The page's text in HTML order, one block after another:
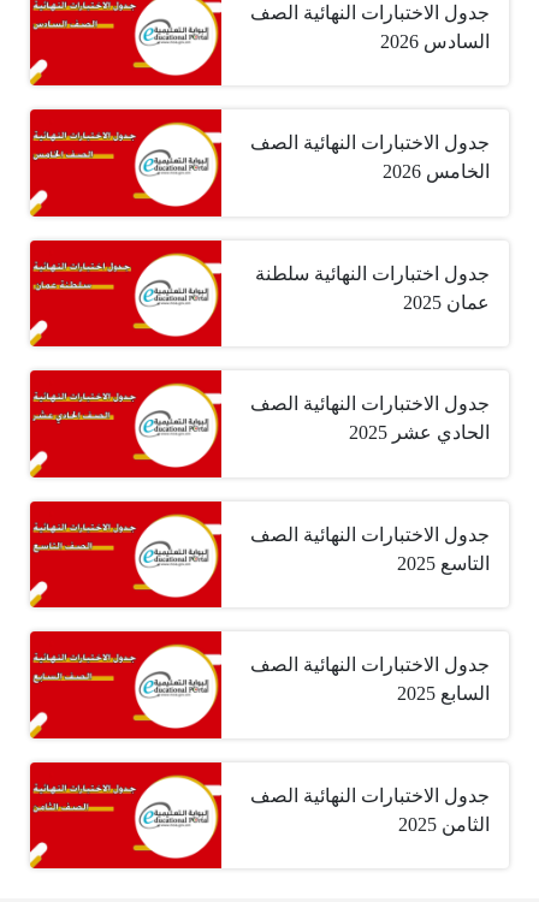
جدول الاختبارات النهائية الصف
السادس 2026
جدول الاختبارات النهائية الصف
الخامس 2026
جدول اختبارات النهائية سلطنة
عمان 2025
جدول الاختبارات النهائية الصف
الحادي عشر 2025
جدول الاختبارات النهائية الصف
التاسع 2025
جدول الاختبارات النهائية الصف
السابع 2025
جدول الاختبارات النهائية الصف
الثامن 2025